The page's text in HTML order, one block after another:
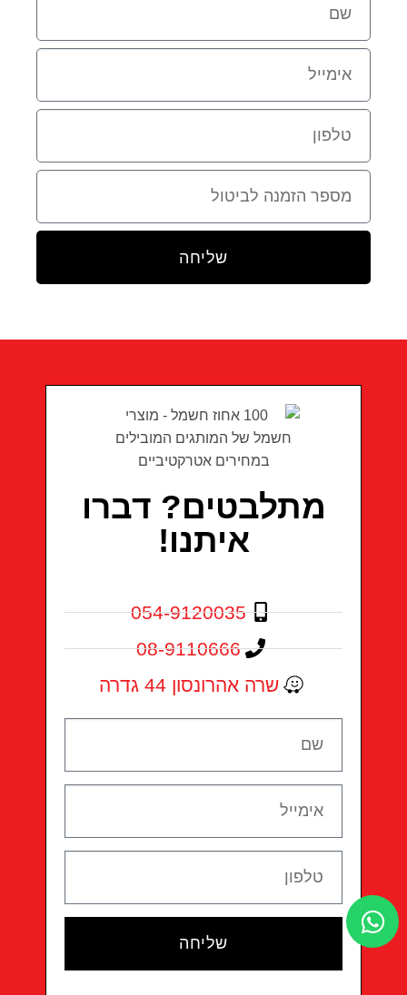
שליחה
מתלבטים? דברו
איתנו!
054-9120035
08-9110666
שרה אהרונסון 44 גדרה
שליחה